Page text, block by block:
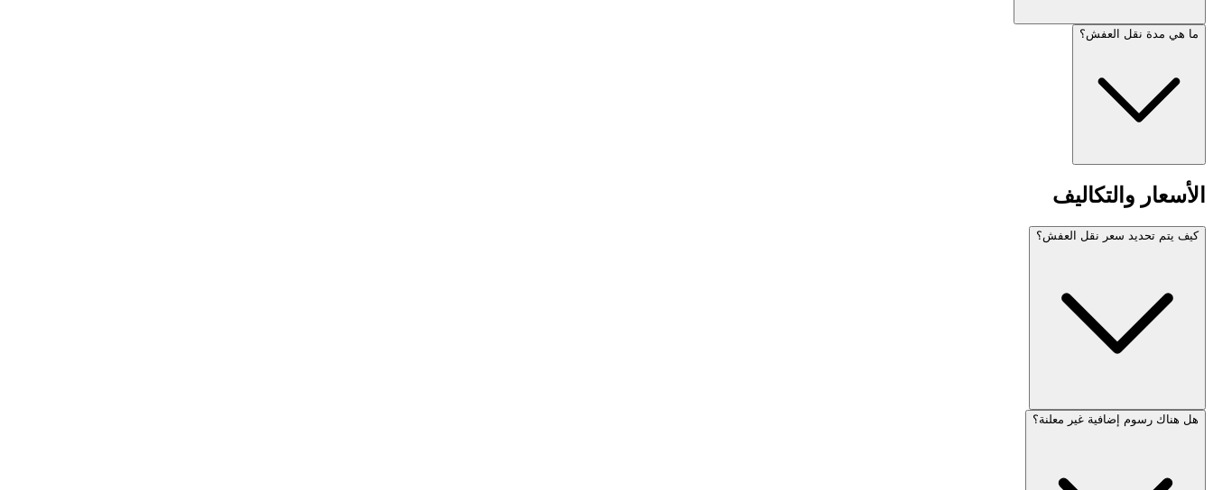
ما هي مدة نقل العفش؟
الأسعار والتكاليف
كيف يتم تحديد سعر نقل العفش؟
هل هناك رسوم إضافية غير معلنة؟